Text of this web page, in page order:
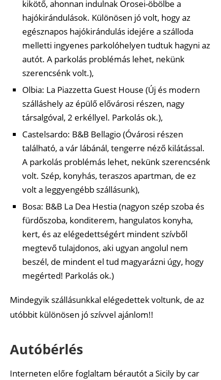
kikötő, ahonnan indulnak Orosei-öbölbe a
hajókirándulások. Különösen jó volt, hogy az
egésznapos hajókirándulás idejére a szálloda
melletti ingyenes parkolóhelyen tudtuk hagyni az
autót. A parkolás problémás lehet, nekünk
szerencsénk volt.),
Olbia: La Piazzetta Guest House (Új és modern
szálláshely az épülő elővárosi részen, nagy
társalgóval, 2 erkéllyel. Parkolás ok.),
Castelsardo: B&B Bellagio (Óvárosi részen
található, a vár lábánál, tengerre néző kilátással.
A parkolás problémás lehet, nekünk szerencsénk
volt. Szép, konyhás, teraszos apartman, de ez
volt a leggyengébb szállásunk),
Bosa: B&B La Dea Hestia (nagyon szép szoba és
fürdőszoba, konditerem, hangulatos konyha,
kert, és az elégedettségért mindent szívből
megtevő tulajdonos, aki ugyan angolul nem
beszél, de mindent el tud magyarázni úgy, hogy
megérted! Parkolás ok.)
Mindegyik szállásunkkal elégedettek voltunk, de az
utóbbit különösen jó szívvel ajánlom!!
Autóbérlés
Interneten előre foglaltam bérautót a Sicily by car